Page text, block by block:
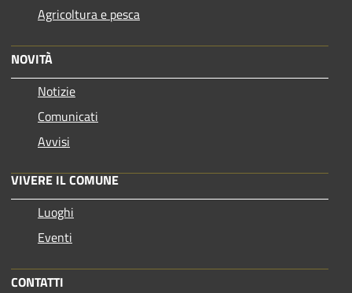
Agricoltura e pesca
NOVITÀ
Notizie
Comunicati
Avvisi
VIVERE IL COMUNE
Luoghi
Eventi
CONTATTI